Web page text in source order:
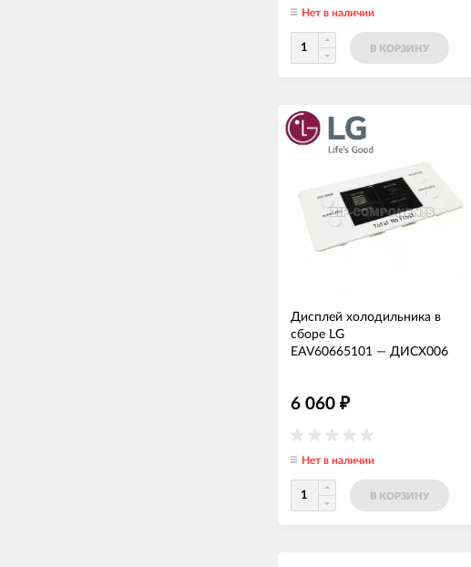
Нет в наличии
В КОРЗИНУ
Дисплей холодильника в
сборе LG
EAV60665101
— ДИСХ006
6 060 ₽
Нет в наличии
В КОРЗИНУ